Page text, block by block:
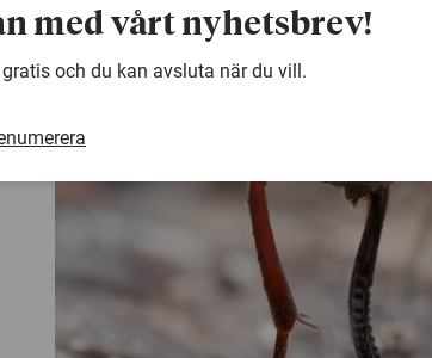
med vårt nyhetsbrev!
gratis och du kan avsluta när du vill.